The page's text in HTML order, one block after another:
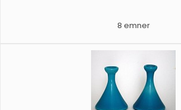
8 emner